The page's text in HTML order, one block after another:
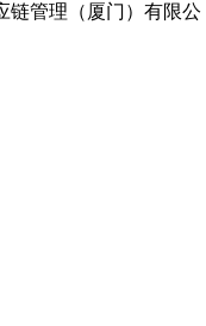
管理（厦门）有限公